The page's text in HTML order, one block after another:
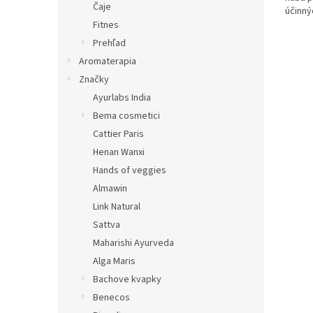
Čaje
Fitnes
Prehľad
Aromaterapia
Značky
Ayurlabs India
Bema cosmetici
Cattier Paris
Henan Wanxi
Hands of veggies
Almawin
Link Natural
Sattva
Maharishi Ayurveda
Alga Maris
Bachove kvapky
Benecos